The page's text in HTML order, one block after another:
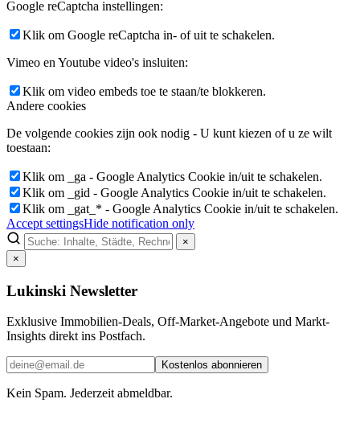
Google reCaptcha instellingen:
Klik om Google reCaptcha in- of uit te schakelen.
Vimeo en Youtube video's insluiten:
Klik om video embeds toe te staan/te blokkeren.
Andere cookies
De volgende cookies zijn ook nodig - U kunt kiezen of u ze wilt
toestaan:
Klik om _ga - Google Analytics Cookie in/uit te schakelen.
Klik om _gid - Google Analytics Cookie in/uit te schakelen.
Klik om _gat_* - Google Analytics Cookie in/uit te schakelen.
Accept settingsHide notification only
×
×
Lukinski Newsletter
Exklusive Immobilien-Deals, Off-Market-Angebote und Markt-
Insights direkt ins Postfach.
Kostenlos abonnieren
Kein Spam. Jederzeit abmeldbar.